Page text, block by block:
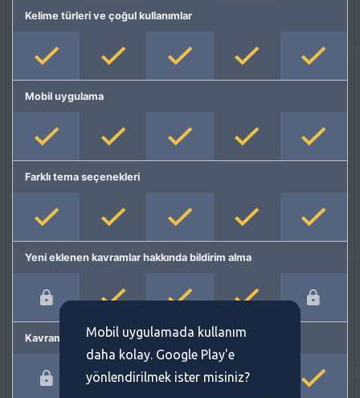
Kelime türleri ve çoğul kullanımlar
Mobil uygulama
Farklı tema seçenekleri
Yeni eklenen kavramlar hakkında bildirim alma
Kavram önermeMobil uygulamada kullanım
daha kolay. Google Play'e
yönlendirilmek ister misiniz?